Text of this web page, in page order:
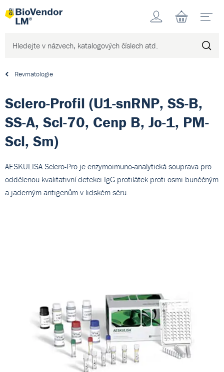
Účet
Revmatologie
Sclero-Profil (U1-snRNP, SS-B,
SS-A, Scl-70, Cenp B, Jo-1, PM-
Scl, Sm)
AESKULISA Sclero-Pro je enzymoimuno-analytická souprava pro
oddělenou kvalitativní detekci IgG protilátek proti osmi buněčným
a jaderným antigenům v lidském séru.